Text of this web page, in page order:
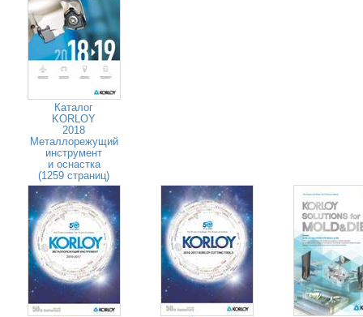
Каталог
KORLOY
2018
Металлорежущий
инструмент
и оснастка
(1259 страниц)